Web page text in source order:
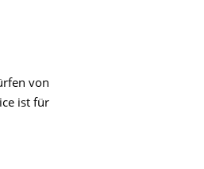
von
ist für